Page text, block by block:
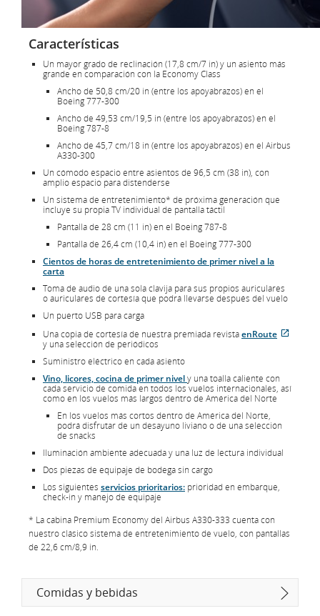
Características
Un mayor grado de reclinación (17,8 cm/7 in) y un asiento más
grande en comparación con la Economy Class
Ancho de 50,8 cm/20 in (entre los apoyabrazos) en el
Boeing 777-300
Ancho de 49,53 cm/19,5 in (entre los apoyabrazos) en el
Boeing 787-8
Ancho de 45,7 cm/18 in (entre los apoyabrazos) en el Airbus
A330-300
Un cómodo espacio entre asientos de 96,5 cm (38 in), con
amplio espacio para distenderse
Un sistema de entretenimiento* de próxima generación que
incluye su propia TV individual de pantalla táctil
Pantalla de 28 cm (11 in) en el Boeing 787-8
Pantalla de 26,4 cm (10,4 in) en el Boeing 777-300
Cientos de horas de entretenimiento de primer nivel a la
carta
Toma de audio de una sola clavija para sus propios auriculares
o auriculares de cortesía que podrá llevarse después del vuelo
Un puerto USB para carga
Una copia de cortesía de nuestra premiada revistaenRoute
se
ventana
nuevacumplir
y una selección de periódicos
Suministro eléctrico en cada asiento
Vino, licores, cocina de primer nively una toalla caliente con
cada servicio de comida en todos los vuelos internacionales, así
como en los vuelos más largos dentro de América del Norte
En los vuelos más cortos dentro de América del Norte,
podrá disfrutar de un desayuno liviano o de una selección
de snacks
Iluminación ambiente adecuada y una luz de lectura individual
Dos piezas de equipaje de bodega sin cargo
Los siguientes servicios prioritarios: prioridad en embarque,
check-in y manejo de equipaje
* La cabina Premium Economy del Airbus A330-333 cuenta con
nuestro clásico sistema de entretenimiento de vuelo, con pantallas
de 22,6 cm/8,9 in.
Comidas y bebidas